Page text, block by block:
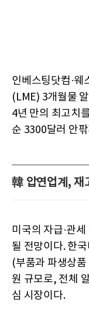
인베스팅닷컴·웨
(LME) 3개월물
4년 만의 최고치
순 3300달러 안
韓 압연업계, 재
미국의 자급·관
될 전망이다. 한
(부품과 파생상
원 규모로, 전체
심 시장이다.